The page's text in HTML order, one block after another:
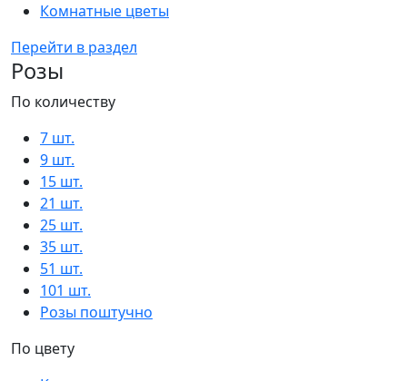
Комнатные цветы
Перейти в раздел
Розы
По количеству
7 шт.
9 шт.
15 шт.
21 шт.
25 шт.
35 шт.
51 шт.
101 шт.
Розы поштучно
По цвету